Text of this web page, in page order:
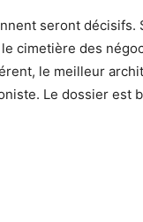
seront décisifs.
cimetière des
le meilleur
Le dossier est